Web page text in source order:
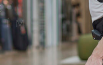
Í M